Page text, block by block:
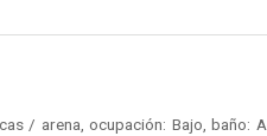
/ arena, ocupación: Bajo, baño: